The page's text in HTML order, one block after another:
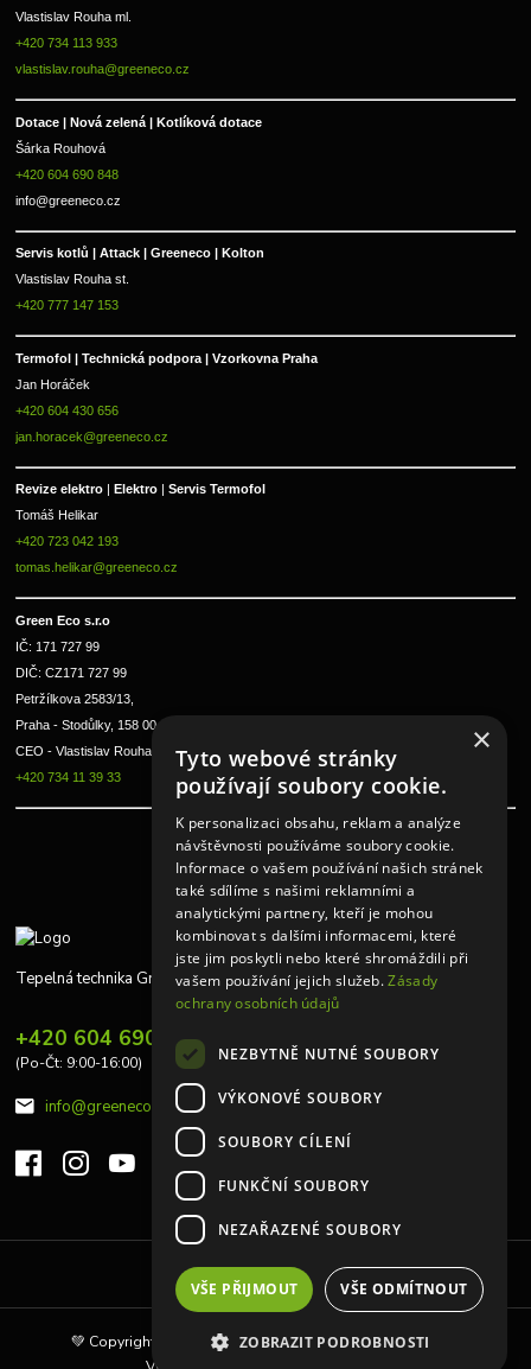
Vlastislav Rouha ml.
+420 734 113 933
vlastislav.rouha@greeneco.cz
Dotace | Nová zelená | Kotlíková dotace
Šárka Rouhová
+420 604 690 848
info@greeneco.cz
Servis kotlů | Attack | Greeneco | Kolton
Vlastislav Rouha st.
+420 777 147 153
Termofol | Technická podpora | Vzorkovna Praha
Jan Horáček
+420 604 430 656
jan.horacek@greeneco.cz
Revize elektro Elektro
Servis Termofol
Tomáš Helikar
+420 723 042 193
tomas.helikar@greeneco.cz
Green Eco s.r.o
IČ: 171 727 99
DIČ: CZ171 727 99
Petržílkova 2583/13,
Praha - Stodůlky, 158 00
CEO - Vlastislav Rouha ml.
+420 734 11 39 33
Tepelná technika Greeneco
+420 604 690 848
(Po-Čt: 9:00-16:00)
info@greeneco.cz
Upravit sběr cookies.
💚 Copyright © 2010 | Tepelná technika Greeneco s.r.o 💚
×
Tyto webové stránky
používají soubory cookie.
K personalizaci obsahu, reklam a analýze
návštěvnosti používáme soubory cookie.
Informace o vašem používání našich stránek
také sdílíme s našimi reklamními a
analytickými partnery, kteří je mohou
kombinovat s dalšími informacemi, které
jste jim poskytli nebo které shromáždili při
vašem používání jejich služeb.Zásady
ochrany osobních údajů
NEZBYTNĚ NUTNÉ SOUBORY
VÝKONOVÉ SOUBORY
SOUBORY CÍLENÍ
FUNKČNÍ SOUBORY
NEZAŘAZENÉ SOUBORY
VŠE PŘIJMOUT VŠE ODMÍTNOUT
ZOBRAZIT PODROBNOSTI